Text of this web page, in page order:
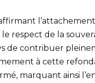
le respect de la
de contribuer
à cette
marquant ainsi